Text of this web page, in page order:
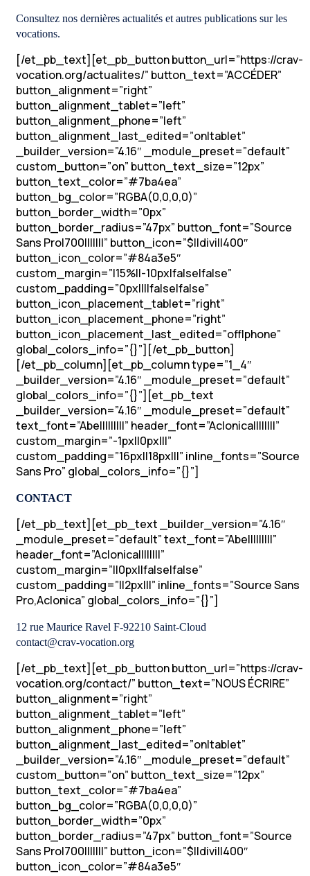
Consultez nos dernières actualités et autres publications sur les
vocations.
[/et_pb_text][et_pb_button button_url=”https://crav-
vocation.org/actualites/” button_text=”ACCÉDER”
button_alignment=”right”
button_alignment_tablet=”left”
button_alignment_phone=”left”
button_alignment_last_edited=”on|tablet”
_builder_version=”4.16″ _module_preset=”default”
custom_button=”on” button_text_size=”12px”
button_text_color=”#7ba4ea”
button_bg_color=”RGBA(0,0,0,0)”
button_border_width=”0px”
button_border_radius=”47px” button_font=”Source
Sans Pro|700|||||||” button_icon=”$||divi||400″
button_icon_color=”#84a3e5″
custom_margin=”|15%||-10px|false|false”
custom_padding=”0px||||false|false”
button_icon_placement_tablet=”right”
button_icon_placement_phone=”right”
button_icon_placement_last_edited=”off|phone”
global_colors_info=”{}”][/et_pb_button]
[/et_pb_column][et_pb_column type=”1_4″
_builder_version=”4.16″ _module_preset=”default”
global_colors_info=”{}”][et_pb_text
_builder_version=”4.16″ _module_preset=”default”
text_font=”Abel||||||||” header_font=”Aclonica||||||||”
custom_margin=”-1px||0px|||”
custom_padding=”16px||18px|||” inline_fonts=”Source
Sans Pro” global_colors_info=”{}”]
CONTACT
[/et_pb_text][et_pb_text _builder_version=”4.16″
_module_preset=”default” text_font=”Abel||||||||”
header_font=”Aclonica||||||||”
custom_margin=”||0px||false|false”
custom_padding=”||2px|||” inline_fonts=”Source Sans
Pro,Aclonica” global_colors_info=”{}”]
12 rue Maurice Ravel F-92210 Saint-Cloud
contact@crav-vocation.org
[/et_pb_text][et_pb_button button_url=”https://crav-
vocation.org/contact/” button_text=”NOUS ÉCRIRE”
button_alignment=”right”
button_alignment_tablet=”left”
button_alignment_phone=”left”
button_alignment_last_edited=”on|tablet”
_builder_version=”4.16″ _module_preset=”default”
custom_button=”on” button_text_size=”12px”
button_text_color=”#7ba4ea”
button_bg_color=”RGBA(0,0,0,0)”
button_border_width=”0px”
button_border_radius=”47px” button_font=”Source
Sans Pro|700|||||||” button_icon=”$||divi||400″
button_icon_color=”#84a3e5″